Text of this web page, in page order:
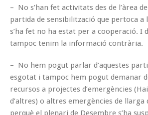
– No s’han fet activitats des de l’àrea
partida de sensibilització que pertoca a
s’ha fet no ha estat per a cooperació. I
tampoc tenim la informació contrària.
– No hem pogut parlar d’aquestes
esgotat i tampoc hem pogut demanar
recursos a projectes d’emergències
d’altres) o altres emergències de llarga
perquè el plenari de Desembre s’ha